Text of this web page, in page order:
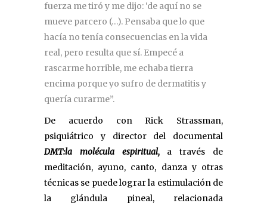
fuerza me tiró y me dijo: ‘de aquí no se
mueve parcero (…). Pensaba que lo que
hacía no tenía consecuencias en la vida
real, pero resulta que sí. Empecé a
rascarme horrible, me echaba tierra
encima porque yo sufro de dermatitis y
quería curarme”.
De acuerdo con Rick Strassman,
psiquiátrico y director del documental
DMT:la molécula espiritual, a través de
meditación, ayuno, canto, danza y otras
técnicas se puede lograr la estimulación de
la glándula pineal, relacionada